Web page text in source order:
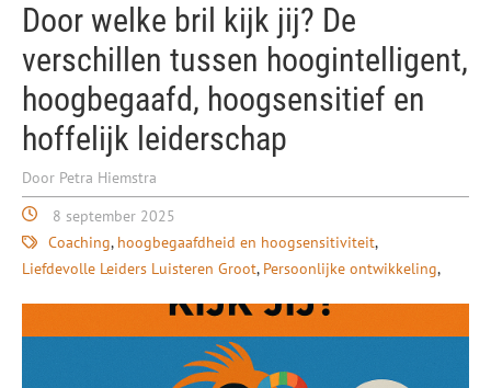
Door welke bril kijk jij? De
verschillen tussen hoogintelligent,
hoogbegaafd, hoogsensitief en
hoffelijk leiderschap
Door Petra Hiemstra
8 september 2025
Coaching hoogbegaafdheid en hoogsensitiviteit
Liefdevolle Leiders Luisteren Groot Persoonlijke ontwikkeling